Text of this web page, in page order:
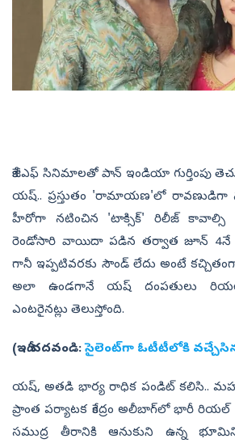
కేజీఎఫ్ సినిమాలతో పాన్ ఇండియా గుర్తింపు
యష్.. ప్రస్తుతం 'రామాయణ'లో రావణుడిగా
హీరోగా నటించిన 'టాక్సిక్' రిలీజ్ కావాల్సి
రెండోసారి వాయిదా పడిన తర్వాత జూన్ 4నే
గానీ ఇప్పటివరకు సౌండ్ లేదు అంటే
అలా ఉండగానే యష్ దంపతులు
ఎంటరైనట్లు తెలుస్తోంది.
(ఇదీ చదవండి:సైలెంట్‌గా ఓటీటీలోకి
యష్, అతడి భార్య రాధిక పండిట్ కలిసి..
ప్రాంత పర్యాటక కేంద్రం అలీబాగ్‌లో భారీ రియల్
సముద్ర తీరానికి ఆనుకుని ఉన్న